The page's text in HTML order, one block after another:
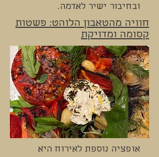
ובחיבור ישיר לאדמה.
חוויה מהטאבון הלוהט: פשטות
קסומה ומדויקת
אופציה נוספת לאירוח היא